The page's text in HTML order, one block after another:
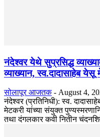
नंदेश्वर येथे सुप्रसिद्ध
व्याख्यान, स्व.दादासाहेब
सोलापूर आजतक - August 4,
नंदेश्वर (प्रतिनिधी): स्व.
मेटकरी यांच्या संयुक्त
तथा दंगलकार कवी नितीन